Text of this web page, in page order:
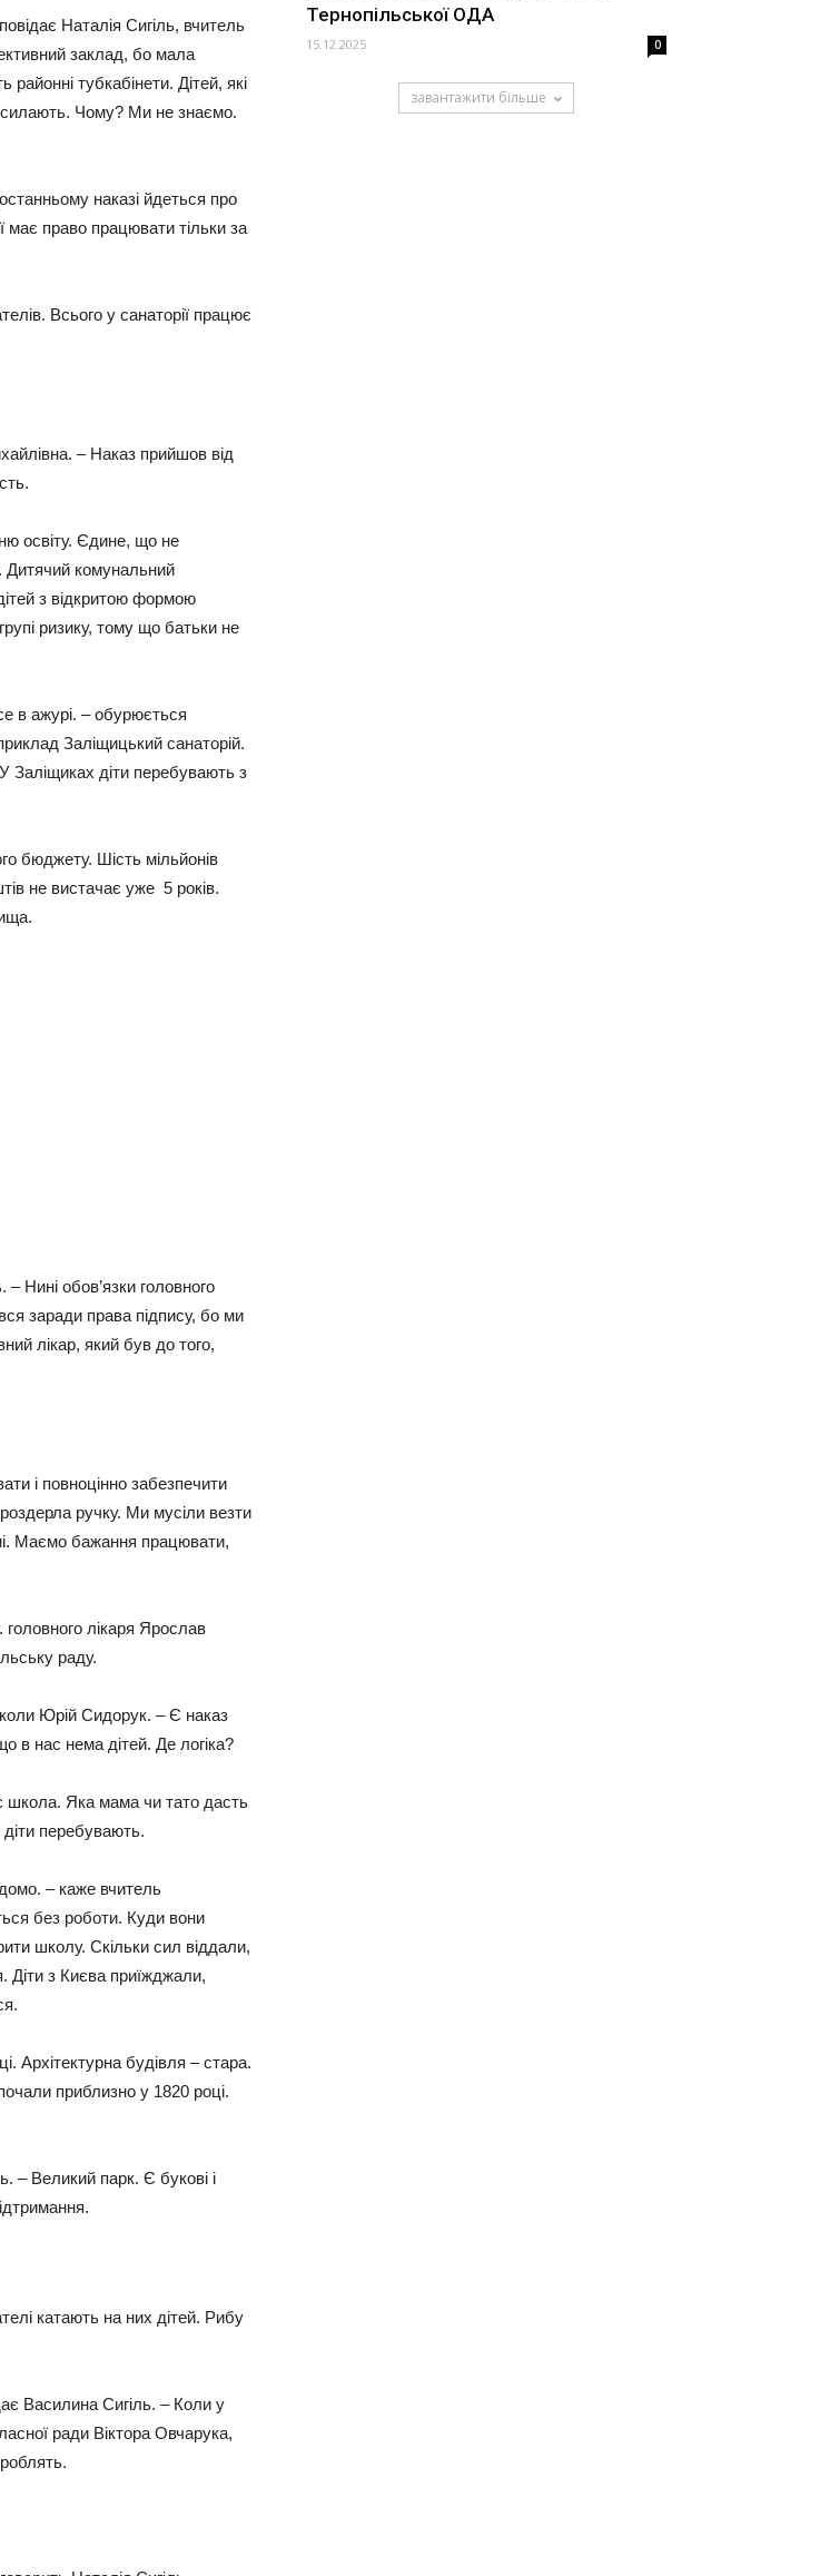
Наталія Сигіль, вчитель
заклад, бо мала
тубкабінети. Дітей, які
Чому? Ми не знаємо.
наказі йдеться про
має право працювати тільки за
Всього у санаторії працює
– Наказ прийшов від
освіту. Єдине, що не
Дитячий комунальний
з відкритою формою
ризику, тому що батьки не
в ажурі. – обурюється
Заліщицький санаторій.
Заліщиках діти перебувають з
бюджету. Шість мільйонів
не вистачає уже 5 років.
Нині обов’язки головного
заради права підпису, бо ми
лікар, який був до того,
і повноцінно забезпечити
ручку. Ми мусіли везти
Маємо бажання працювати,
лікаря Ярослав
раду.
Юрій Сидорук. – Є наказ
в нас нема дітей. Де логіка?
школа. Яка мама чи тато дасть
діти перебувають.
– каже вчитель
без роботи. Куди вони
школу. Скільки сил віддали,
Діти з Києва приїжджали,
Архітектурна будівля – стара.
приблизно у 1820 році.
– Великий парк. Є букові і
катають на них дітей. Рибу
Василина Сигіль. – Коли у
ради Віктора Овчарука,
Тернопільської ОДА
15.12.2025 0
завантажити більше